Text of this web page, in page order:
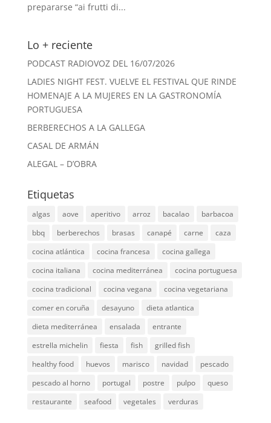
prepararse “ai frutti di...
Lo + reciente
PODCAST RADIOVOZ DEL 16/07/2026
LADIES NIGHT FEST. VUELVE EL FESTIVAL QUE RINDE
HOMENAJE A LA MUJERES EN LA GASTRONOMÍA
PORTUGUESA
BERBERECHOS A LA GALLEGA
CASAL DE ARMÁN
ALEGAL – D’OBRA
Etiquetas
algas aove aperitivo arroz bacalao
barbacoa
bbq
berberechos brasas canapé carne
caza
cocina atlántica
cocina francesa
cocina gallega
cocina italiana
cocina mediterránea
cocina portuguesa
cocina tradicional
cocina vegana
cocina vegetariana
comer en coruña
desayuno
dieta atlantica
dieta mediterránea
ensalada
entrante
estrella michelin
fiesta fish
grilled fish
healthy food
huevos marisco navidad
pescado
pescado al horno
portugal postre pulpo
queso
restaurante
seafood vegetales verduras